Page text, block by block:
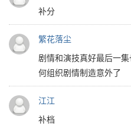
补分
繁花落尘
剧情和演技真好最后一
何组织剧情制造意外了
江江
补档